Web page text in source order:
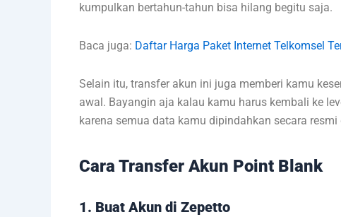
kumpulkan bertahun-tahun bisa hilang begitu saja.
Baca juga: Daftar Harga Paket Internet Telkomsel
Selain itu, transfer akun ini juga memberi kamu
awal. Bayangin aja kalau kamu harus kembali ke
karena semua data kamu dipindahkan secara
Cara Transfer Akun Point Blank
1. Buat Akun di Zepetto